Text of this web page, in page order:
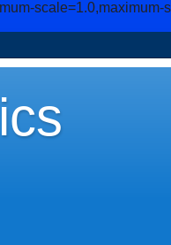
scale=1.0,maximum-